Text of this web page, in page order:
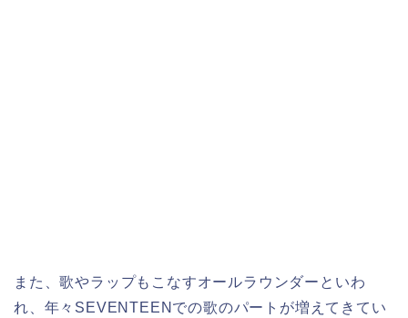
また、歌やラップもこなすオールラウンダーといわ
れ、年々SEVENTEENでの歌のパートが増えてきてい